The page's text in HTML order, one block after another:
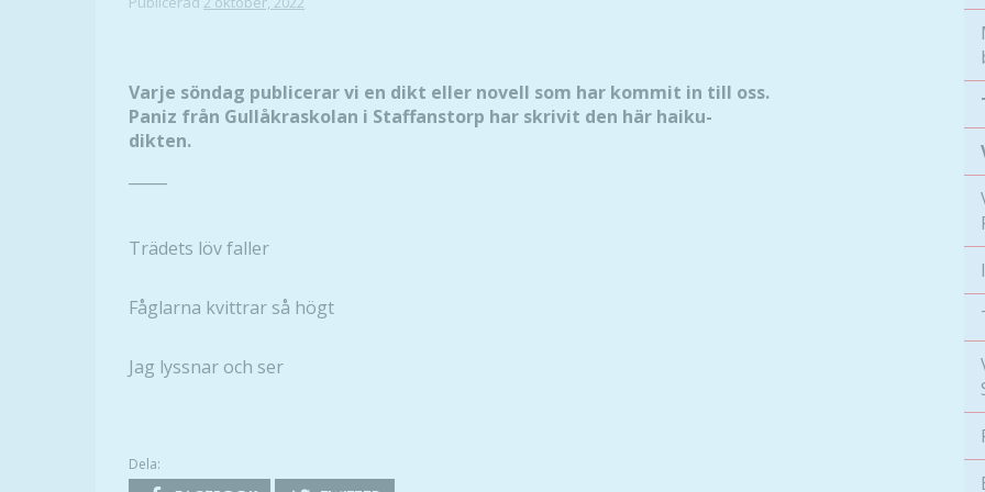
Varje söndag publicerar vi en dikt eller novell som har kommit in till oss.
Paniz från Gullåkraskolan i Staffanstorp har skrivit den här haiku-
dikten.
Trädets löv faller
Fåglarna kvittrar så högt
Jag lyssnar och ser
Dela: